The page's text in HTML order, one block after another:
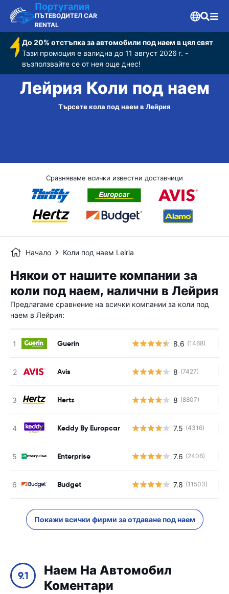
Португалия
ПЪТЕВОДИТЕЛ CAR
RENTAL
До 20% отстъпка за автомобили под наем в цял свят
Тази промоция е валидна до 11 август 2026 г. -
възползвайте се от нея още днес!
Лейрия Коли под наем
Търсете кола под наем в Лейрия
Сравняваме всички известни доставчици
Начало Коли под наем Leiria
Някои от нашите компании за
коли под наем, налични в Лейрия
Предлагаме сравнение на всички компании за коли под
наем в Лейрия:
Guerin 8.6 (1468)
Avis 8 (7427)
Hertz 8 (8807)
Keddy By Europcar 7.5 (4316)
Enterprise 7.6 (2406)
Budget 7.8 (11503)
Покажи всички фирми за отдаване под наем
9.1
Наем На Автомобил
Коментари